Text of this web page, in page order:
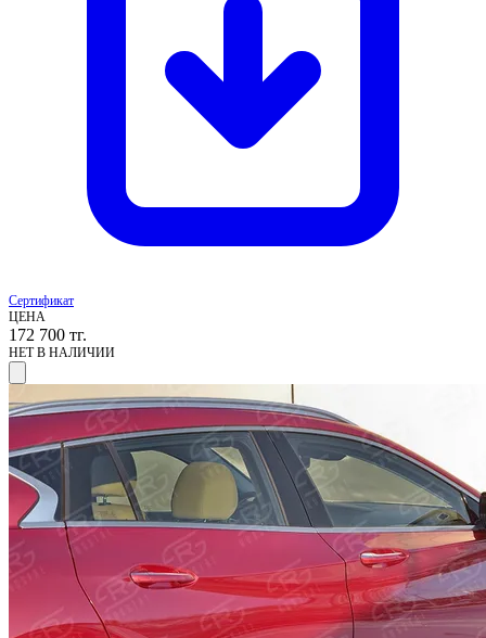
Сертификат
ЦЕНА
172 700 тг.
НЕТ В НАЛИЧИИ